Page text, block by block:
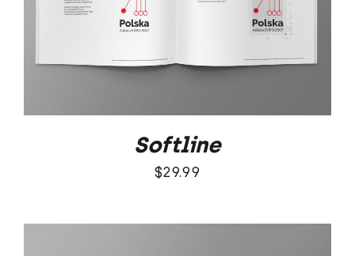
DODAJ DO KOSZYKA
Softline
$29.99